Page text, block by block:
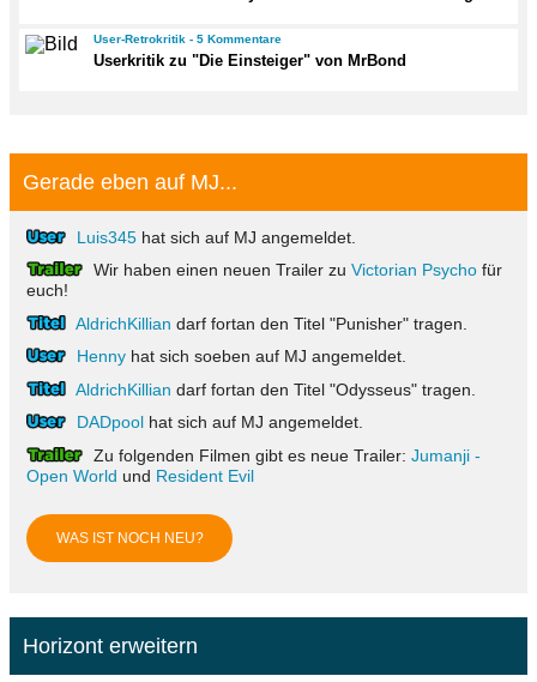
User-Retrokritik - 5 Kommentare
Userkritik zu "Die Einsteiger" von MrBond
Gerade eben auf MJ...
Luis345 hat sich auf MJ angemeldet.
Wir haben einen neuen Trailer zuVictorian Psycho für
euch!
AldrichKillian darf fortan den Titel "Punisher" tragen.
Henny hat sich soeben auf MJ angemeldet.
AldrichKillian darf fortan den Titel "Odysseus" tragen.
DADpool hat sich auf MJ angemeldet.
Zu folgenden Filmen gibt es neue Trailer:Jumanji -
Open World und Resident Evil
WAS IST NOCH NEU?
Horizont erweitern